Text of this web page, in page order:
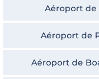
Aéroport de
Aéroport de
Aéroport de